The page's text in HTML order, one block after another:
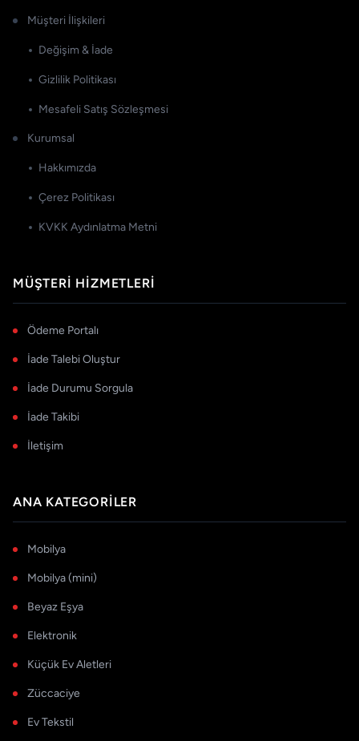
Müşteri İlişkileri
Değişim & İade
Gizlilik Politikası
Mesafeli Satış Sözleşmesi
Kurumsal
Hakkımızda
Çerez Politikası
KVKK Aydınlatma Metni
MÜŞTERI HIZMETLERI
Ödeme Portalı
İade Talebi Oluştur
İade Durumu Sorgula
İade Takibi
İletişim
ANA KATEGORILER
Mobilya
Mobilya (mini)
Beyaz Eşya
Elektronik
Küçük Ev Aletleri
Züccaciye
Ev Tekstil